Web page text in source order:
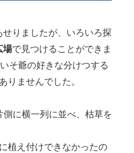
りましたが、いろいろ探
場で見つけることができま
そ爺の好きな分けつする
りませんでした。
に横一列に並べ、枯草を
植え付けできなかったの